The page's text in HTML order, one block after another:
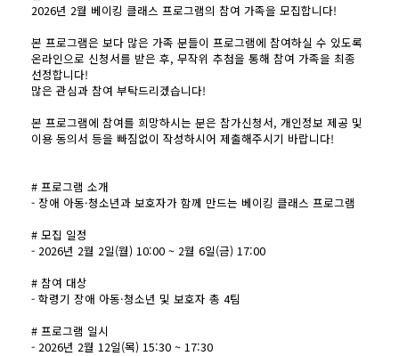
2026년 2월 베이킹 클래스 프로그램의 참여 가족을 모집합니다!
본 프로그램은 보다 많은 가족 분들이 프로그램에 참여하실 수 있도록
온라인으로 신청서를 받은 후, 무작위 추첨을 통해 참여 가족을 최종
선정합니다!
많은 관심과 참여 부탁드리겠습니다!
본 프로그램에 참여를 희망하시는 분은 참가신청서, 개인정보 제공 및
이용 동의서 등을 빠짐없이 작성하시어 제출해주시기 바랍니다!
# 프로그램 소개
- 장애 아동·청소년과 보호자가 함께 만드는 베이킹 클래스 프로그램
# 모집 일정
- 2026년 2월 2일(월) 10:00 ~ 2월 6일(금) 17:00
# 참여 대상
- 학령기 장애 아동·청소년 및 보호자 총 4팀
# 프로그램 일시
- 2026년 2월 12일(목) 15:30 ~ 17:30